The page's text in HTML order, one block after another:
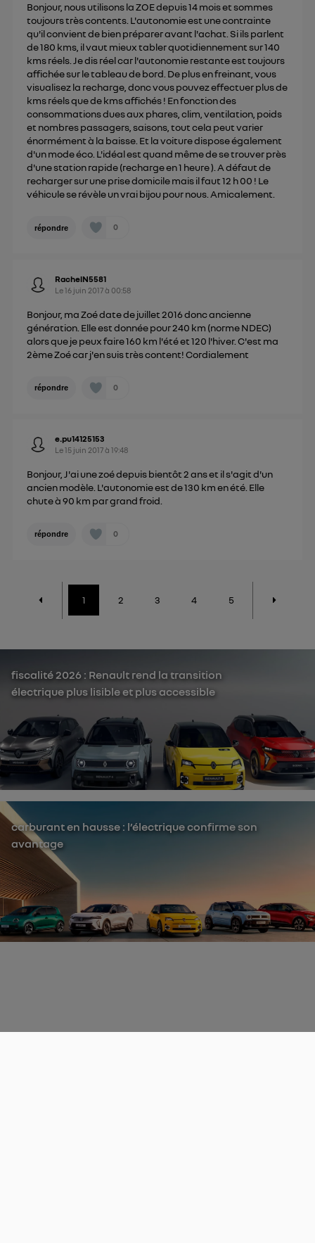
Bonjour, nous utilisons la ZOE depuis 14 mois et sommes
toujours très contents. L'autonomie est une contrainte
qu'il convient de bien préparer avant l'achat. Si ils parlent
de 180 kms, il vaut mieux tabler quotidiennement sur 140
kms réels. Je dis réel car l'autonomie restante est toujours
affichée sur le tableau de bord. De plus en freinant, vous
visualisez la recharge, donc vous pouvez effectuer plus de
kms réels que de kms affichés ! En fonction des
consommations dues aux phares, clim, ventilation, poids
et nombres passagers, saisons, tout cela peut varier
énormément à la baisse. Et la voiture dispose également
d'un mode éco. L'idéal est quand même de se trouver près
d'une station rapide (recharge en 1 heure ). A défaut de
recharger sur une prise domicile mais il faut 12 h 00 ! Le
véhicule se révèle un vrai bijou pour nous. Amicalement.
répondre 0
RachelN5581
Le16 juin 2017à 00:58
Bonjour, ma Zoé date de juillet 2016 donc ancienne
génération. Elle est donnée pour 240 km (norme NDEC)
alors que je peux faire 160 km l'été et 120 l'hiver. C'est ma
2ème Zoé car j'en suis très content! Cordialement
répondre 0
e.pu14125153
Le15 juin 2017à19:48
Bonjour, J'ai une zoé depuis bientôt 2 ans et il s'agit d'un
ancien modèle. L'autonomie est de 130 km en été. Elle
chute à 90 km par grand froid.
répondre 0
1 2 3 4 5
fiscalité 2026 : Renault rend la transition
électrique plus lisible et plus accessible
carburant en hausse : l’électrique confirme son
avantage